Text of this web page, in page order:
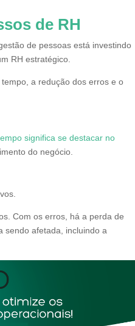
de RH
de pessoas está investindo
RH estratégico.
a redução dos erros e o
significa se destacar no
do negócio.
Com os erros, há a perda de
sendo afetada, incluindo a